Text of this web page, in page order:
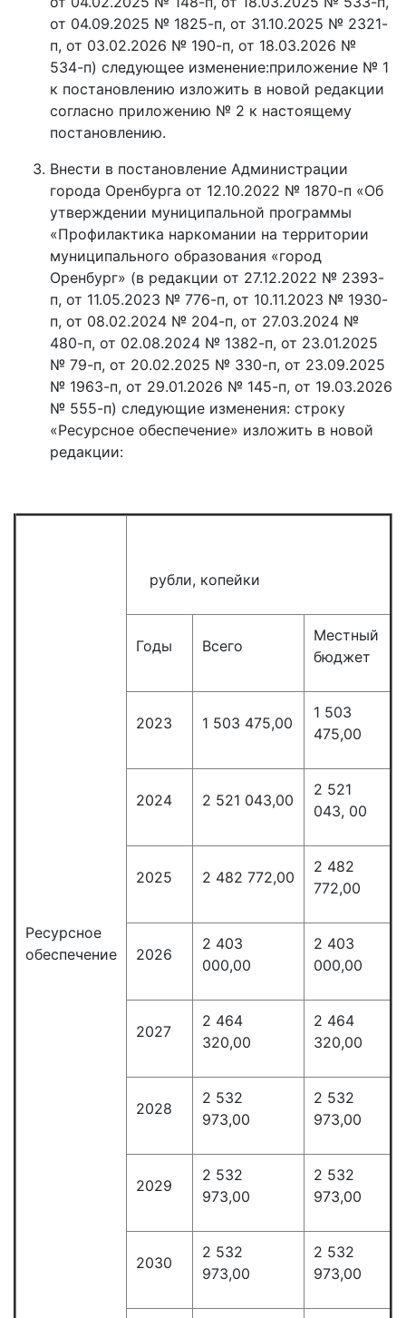
от 04.09.2025 № 1825-п, от 31.10.2025 № 2321-
п, от 03.02.2026 № 190-п, от 18.03.2026 №
534-п) следующее изменение:приложение № 1
к постановлению изложить в новой редакции
согласно приложению № 2 к настоящему
постановлению.
Внести в постановление Администрации
города Оренбурга от 12.10.2022 № 1870-п «Об
утверждении муниципальной программы
«Профилактика наркомании на территории
муниципального образования «город
Оренбург» (в редакции от 27.12.2022 № 2393-
п, от 11.05.2023 № 776-п, от 10.11.2023 № 1930-
п, от 08.02.2024 № 204-п, от 27.03.2024 №
480-п, от 02.08.2024 № 1382-п, от 23.01.2025
№ 79-п, от 20.02.2025 № 330-п, от 23.09.2025
№ 1963-п, от 29.01.2026 № 145-п, от 19.03.2026
№ 555-п) следующие изменения: строку
«Ресурсное обеспечение» изложить в новой
редакции:
Ресурсное
обеспечение
рубли, копейки
Годы Всего
Местный
бюджет
2023 1 503 475,00
1 503
475,00
2024 2 521 043,00
2 521
043, 00
2025 2 482 772,00
2 482
772,00
2026
2 403
000,00
2 403
000,00
2027
2 464
320,00
2 464
320,00
2028
2 532
973,00
2 532
973,00
2029
2 532
973,00
2 532
973,00
2030
2 532
973,00
2 532
973,00